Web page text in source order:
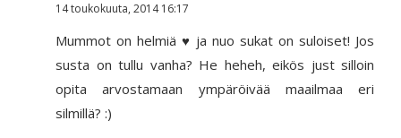
14 toukokuuta, 2014 16:17
Mummot on helmiä ♥ ja nuo sukat on suloiset! Jos
susta on tullu vanha? He heheh, eikös just silloin
opita arvostamaan ympäröivää maailmaa eri
silmillä? :)